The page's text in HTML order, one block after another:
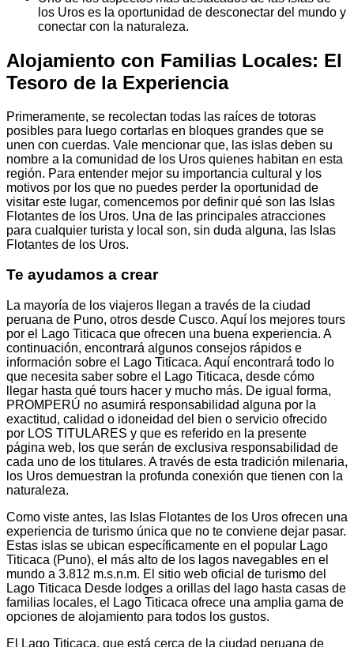
los Uros es la oportunidad de desconectar del mundo y
conectar con la naturaleza.
Alojamiento con Familias Locales: El
Tesoro de la Experiencia
Primeramente, se recolectan todas las raíces de totoras
posibles para luego cortarlas en bloques grandes que se
unen con cuerdas. Vale mencionar que, las islas deben su
nombre a la comunidad de los Uros quienes habitan en esta
región. Para entender mejor su importancia cultural y los
motivos por los que no puedes perder la oportunidad de
visitar este lugar, comencemos por definir qué son las Islas
Flotantes de los Uros. Una de las principales atracciones
para cualquier turista y local son, sin duda alguna, las Islas
Flotantes de los Uros.
Te ayudamos a crear
La mayoría de los viajeros llegan a través de la ciudad
peruana de Puno, otros desde Cusco. Aquí los mejores tours
por el Lago Titicaca que ofrecen una buena experiencia. A
continuación, encontrará algunos consejos rápidos e
información sobre el Lago Titicaca. Aquí encontrará todo lo
que necesita saber sobre el Lago Titicaca, desde cómo
llegar hasta qué tours hacer y mucho más. De igual forma,
PROMPERÚ no asumirá responsabilidad alguna por la
exactitud, calidad o idoneidad del bien o servicio ofrecido
por LOS TITULARES y que es referido en la presente
página web, los que serán de exclusiva responsabilidad de
cada uno de los titulares. A través de esta tradición milenaria,
los Uros demuestran la profunda conexión que tienen con la
naturaleza.
Como viste antes, las Islas Flotantes de los Uros ofrecen una
experiencia de turismo única que no te conviene dejar pasar.
Estas islas se ubican específicamente en el popular Lago
Titicaca (Puno), el más alto de los lagos navegables en el
mundo a 3.812 m.s.n.m. El sitio web oficial de turismo del
Lago Titicaca Desde lodges a orillas del lago hasta casas de
familias locales, el Lago Titicaca ofrece una amplia gama de
opciones de alojamiento para todos los gustos.
El Lago Titicaca, que está cerca de la ciudad peruana de